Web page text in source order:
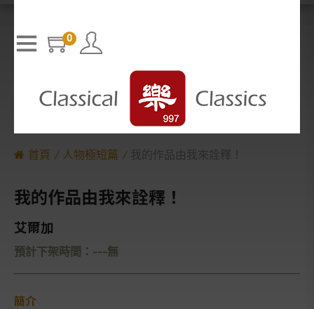
0
首頁 人物極短篇 我的作品由我來詮釋！
我的作品由我來詮釋！
艾爾加
預計下架時間：---無
簡介
etwork failed or because the format is not supported.